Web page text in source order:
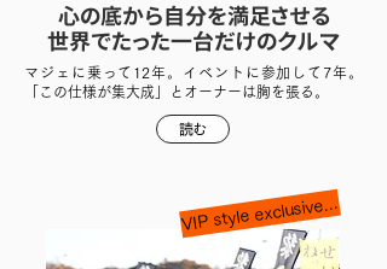
心の底から自分を満足させる
世界でたった一台だけのクルマ
マジェに乗って12年。イベントに参加して7年。
「この仕様が集大成」とオーナーは胸を張る。
読む
VIP style exclusive release